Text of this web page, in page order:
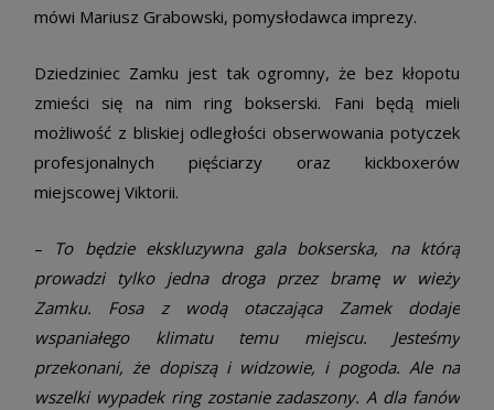
mówi Mariusz Grabowski, pomysłodawca imprezy.
Dziedziniec Zamku jest tak ogromny, że bez kłopotu
zmieści się na nim ring bokserski. Fani będą mieli
możliwość z bliskiej odległości obserwowania potyczek
profesjonalnych pięściarzy oraz kickboxerów
miejscowej Viktorii. ­
– To będzie ekskluzywna gala bokserska, na którą
prowadzi tylko jedna droga przez bramę w wieży
Zamku. Fosa z wodą otaczająca Zamek dodaje
wspaniałego klimatu temu miejscu. Jesteśmy
przekonani, że dopiszą i widzowie, i pogoda. Ale na
wszelki wypadek ring zostanie zadaszony. A dla fanów